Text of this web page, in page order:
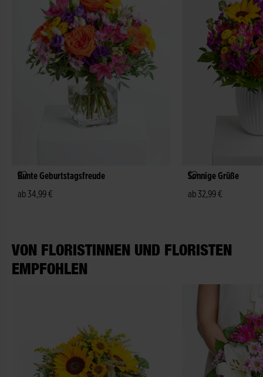
Bunte Geburtstagsfreude
ab 34,99 €
Sonnige Grüße
ab 32,99 €
VON FLORISTINNEN UND FLORISTEN
EMPFOHLEN